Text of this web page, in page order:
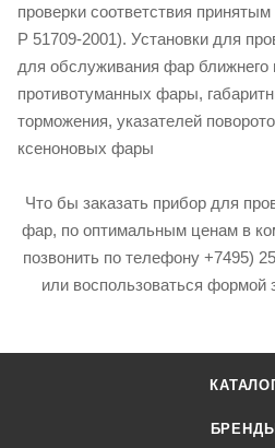
проверки соответствия
Р 51709-2001). Установки для
для обслуживания фар ближнего
противотуманных фары,
торможения, указателей
ксеноновых фары
Что бы заказать прибор для
фар, по оптимальным ценам в
позвонить по телефону +7495)
или воспользоваться формой
БРЕНДЫ